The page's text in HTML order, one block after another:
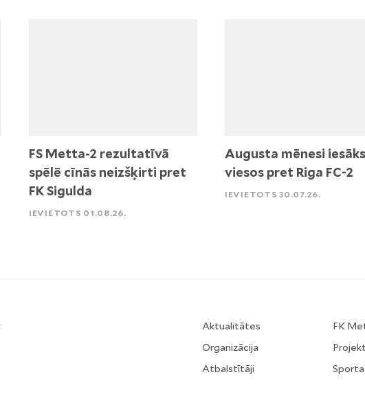
FS Metta-2 rezultatīvā
spēlē cīnās neizšķirti pret
FK Sigulda
IEVIETOTS 01.08.26.
Augusta mēnesi
viesos pret Riga FC-2
IEVIETOTS 30.07.26.
Aktualitātes
Organizācija
Atbalstītāji
FK